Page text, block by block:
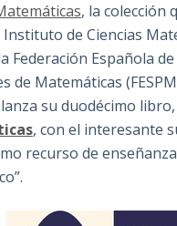
, la colección
Instituto de Ciencias
Federación Española
de Matemáticas
su duodécimo libro,
, con el interesante
recurso de